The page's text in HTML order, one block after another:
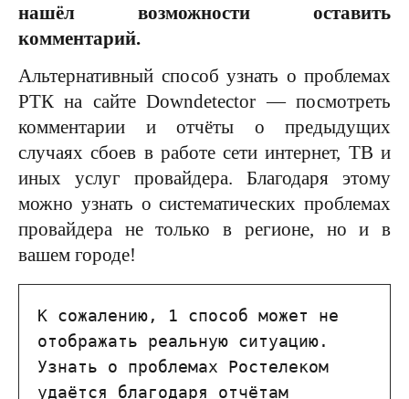
нашёл возможности оставить
комментарий.
Альтернативный способ узнать о проблемах
РТК на сайте Downdetector — посмотреть
комментарии и отчёты о предыдущих
случаях сбоев в работе сети интернет, ТВ и
иных услуг провайдера. Благодаря этому
можно узнать о систематических проблемах
провайдера не только в регионе, но и в
вашем городе!
К сожалению, 1 способ может не
отображать реальную ситуацию.
Узнать о проблемах Ростелеком
удаётся благодаря отчётам